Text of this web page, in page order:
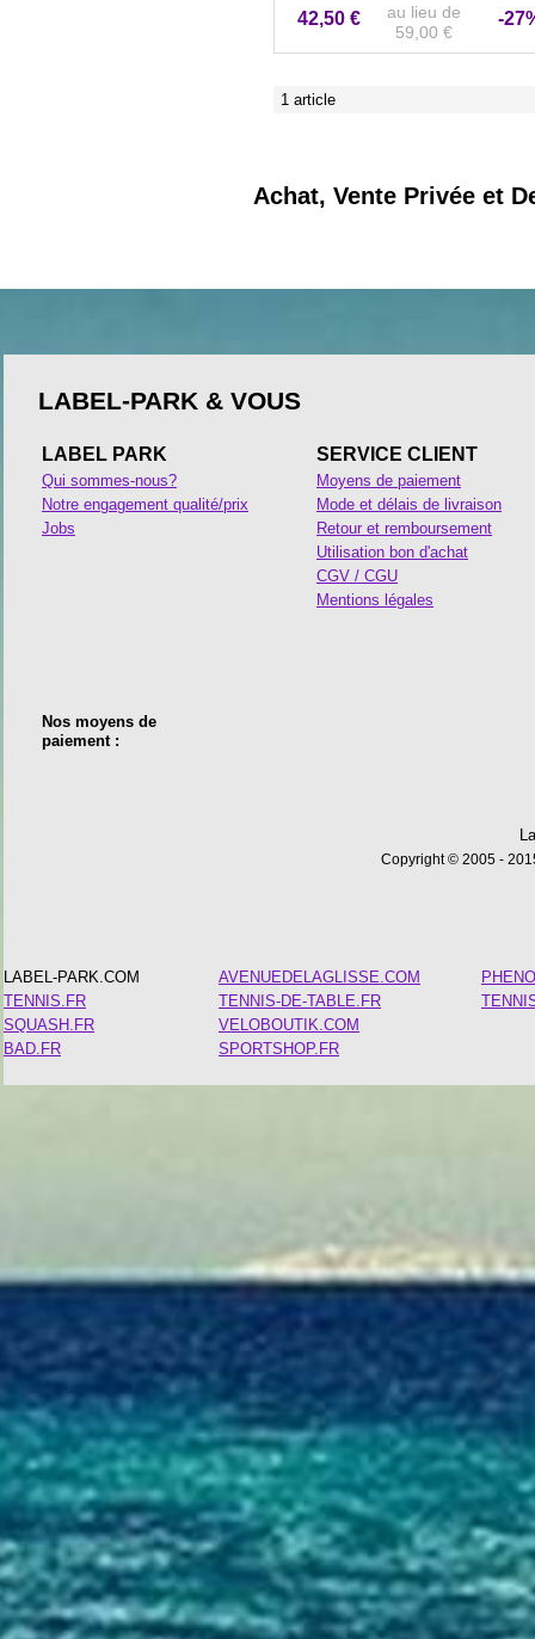
42,50 €
au lieu de
59,00 €
-
1 article
Achat, Vente Privée et
LABEL-PARK & VOUS
LABEL PARK
Qui sommes-nous?
Notre engagement qualité/prix
Jobs
SERVICE CLIENT
Moyens de paiement
Mode et délais de livraison
Retour et remboursement
Utilisation bon d'achat
CGV / CGU
Mentions légales
Nos moyens de
paiement :
Copyright © 2005 -
LABEL-PARK.COM
TENNIS.FR
SQUASH.FR
BAD.FR
AVENUEDELAGLISSE.COM
TENNIS-DE-TABLE.FR
VELOBOUTIK.COM
SPORTSHOP.FR